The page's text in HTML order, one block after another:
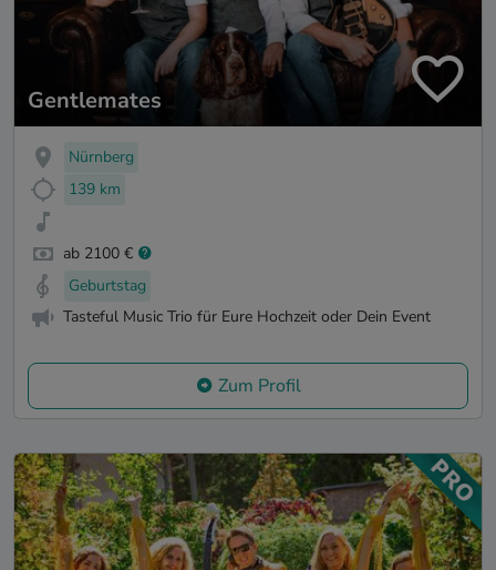
Gentlemates
Nürnberg
139 km
ab 2100 €
Geburtstag
Tasteful Music Trio für Eure Hochzeit oder Dein Event
Zum Profil